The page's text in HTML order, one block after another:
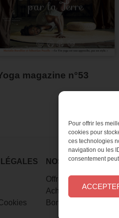
Pour offrir les
cookies pour
ces technologies
navigation ou les
consentement
magazine n°53
LÉGALES NOS MAGAZINES
Offres d’abonnement
Achat au numéro
Bons plans